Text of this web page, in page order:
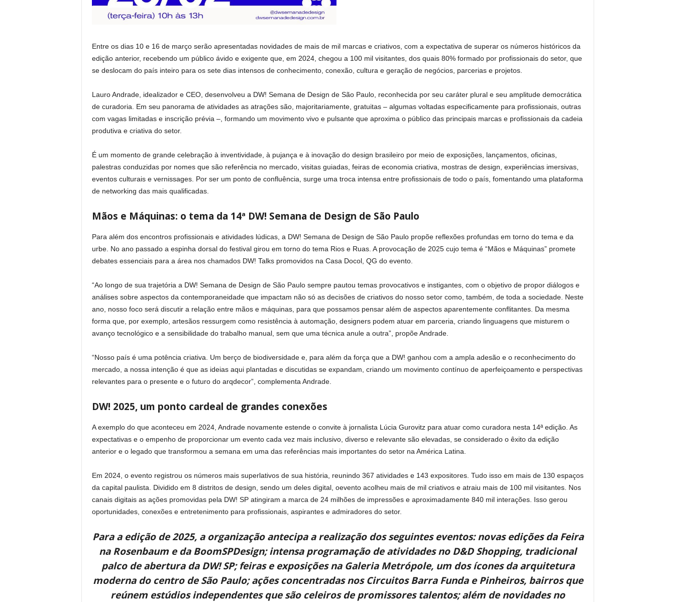
Entre os dias 10 e 16 de março serão apresentadas novidades de mais de mil marcas e criativos, com a expectativa de superar os números históricos da
edição anterior, recebendo um público ávido e exigente que, em 2024, chegou a 100 mil visitantes, dos quais 80% formado por profissionais do setor, que
se deslocam do país inteiro para os sete dias intensos de conhecimento, conexão, cultura e geração de negócios, parcerias e projetos.
Lauro Andrade, idealizador e CEO, desenvolveu a DW! Semana de Design de São Paulo, reconhecida por seu caráter plural e seu amplitude democrática
de curadoria. Em seu panorama de atividades as atrações são, majoritariamente, gratuitas – algumas voltadas especificamente para profissionais, outras
com vagas limitadas e inscrição prévia –, formando um movimento vivo e pulsante que aproxima o público das principais marcas e profissionais da cadeia
produtiva e criativa do setor.
É um momento de grande celebração à inventividade, à pujança e à inovação do design brasileiro por meio de exposições, lançamentos, oficinas,
palestras conduzidas por nomes que são referência no mercado, visitas guiadas, feiras de economia criativa, mostras de design, experiências imersivas,
eventos culturais e vernissages. Por ser um ponto de confluência, surge uma troca intensa entre profissionais de todo o país, fomentando uma plataforma
de networking das mais qualificadas.
Mãos e Máquinas: o tema da 14ª DW! Semana de Design de São Paulo
Para além dos encontros profissionais e atividades lúdicas, a DW! Semana de Design de São Paulo propõe reflexões profundas em torno do tema e da
urbe. No ano passado a espinha dorsal do festival girou em torno do tema Rios e Ruas. A provocação de 2025 cujo tema é “Mãos e Máquinas” promete
debates essenciais para a área nos chamados DW! Talks promovidos na Casa Docol, QG do evento.
“Ao longo de sua trajetória a DW! Semana de Design de São Paulo sempre pautou temas provocativos e instigantes, com o objetivo de propor diálogos e
análises sobre aspectos da contemporaneidade que impactam não só as decisões de criativos do nosso setor como, também, de toda a sociedade. Neste
ano, nosso foco será discutir a relação entre mãos e máquinas, para que possamos pensar além de aspectos aparentemente conflitantes. Da mesma
forma que, por exemplo, artesãos ressurgem como resistência à automação, designers podem atuar em parceria, criando linguagens que misturem o
avanço tecnológico e a sensibilidade do trabalho manual, sem que uma técnica anule a outra”, propõe Andrade.
“Nosso país é uma potência criativa. Um berço de biodiversidade e, para além da força que a DW! ganhou com a ampla adesão e o reconhecimento do
mercado, a nossa intenção é que as ideias aqui plantadas e discutidas se expandam, criando um movimento contínuo de aperfeiçoamento e perspectivas
relevantes para o presente e o futuro do arqdecor”, complementa Andrade.
DW! 2025, um ponto cardeal de grandes conexões
A exemplo do que aconteceu em 2024, Andrade novamente estende o convite à jornalista Lúcia Gurovitz para atuar como curadora nesta 14ª edição. As
expectativas e o empenho de proporcionar um evento cada vez mais inclusivo, diverso e relevante são elevadas, se considerado o êxito da edição
anterior e o legado que transformou a semana em uma das referências mais importantes do setor na América Latina.
Em 2024, o evento registrou os números mais superlativos de sua história, reunindo 367 atividades e 143 expositores. Tudo isso em mais de 130 espaços
da capital paulista. Dividido em 8 distritos de design, sendo um deles digital, oevento acolheu mais de mil criativos e atraiu mais de 100 mil visitantes. Nos
canais digitais as ações promovidas pela DW! SP atingiram a marca de 24 milhões de impressões e aproximadamente 840 mil interações. Isso gerou
oportunidades, conexões e entretenimento para profissionais, aspirantes e admiradores do setor.
Para a edição de 2025, a organização antecipa a realização dos seguintes eventos: novas edições da Feira
na Rosenbaum e da BoomSPDesign; intensa programação de atividades no D&D Shopping, tradicional
palco de abertura da DW! SP; feiras e exposições na Galeria Metrópole, um dos ícones da arquitetura
moderna do centro de São Paulo; ações concentradas nos Circuitos Barra Funda e Pinheiros, bairros que
reúnem estúdios independentes que são celeiros de promissores talentos; além de novidades no